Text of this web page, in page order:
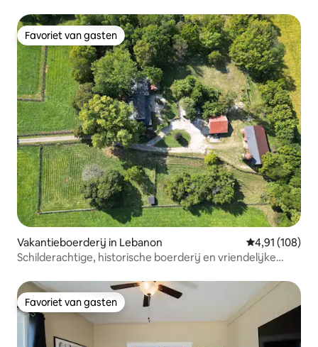
Favoriet van gasten
Favoriet van gasten
Vakantieboerderij in Lebanon Gemiddelde
4,91 (108)
Schilderachtige, historische boerderij en vriendelijke
Favoriet van gasten
Favoriet van gasten